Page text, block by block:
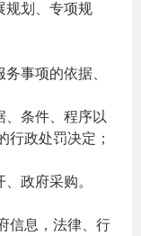
规划、专项规
事项的依据、
、条件、程序以
行政处罚决定；
政府采购。
信息，法律、行